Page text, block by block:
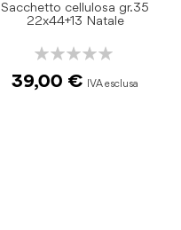
Sacchetto cellulosa gr.35
22x44+13 Natale
Rating:
39,00 €